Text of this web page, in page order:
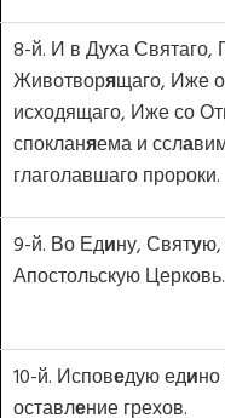
8-й. И в Духа Святаго,
Животворящаго, Иже
исходящаго, Иже со
спокланяема и ссла
глаголавшаго пророки.
9-й. Во Едину, Святу
Апостольскую Церковь.
10-й. Исповедую еди
оставление грехов.